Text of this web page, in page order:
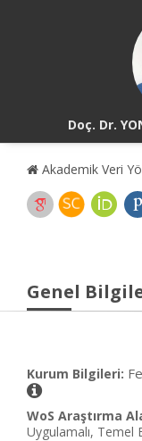
Doç. Dr.
Akademik Veri
Genel
Kurum Bilgileri:
WoS Araştırma
Uygulamalı, Temel